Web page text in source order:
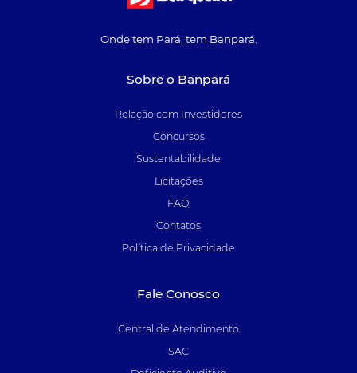
Onde tem Pará, tem Banpará.
Sobre o Banpará
Relação com Investidores
Concursos
Sustentabilidade
Licitações
FAQ
Contatos
Política de Privacidade
Fale Conosco
Central de Atendimento
SAC